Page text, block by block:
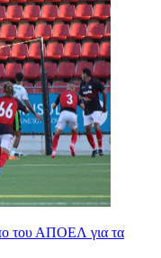
του ΑΠΟΕΛ για τα